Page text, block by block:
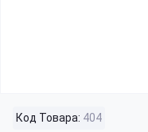
Код Товара: 404